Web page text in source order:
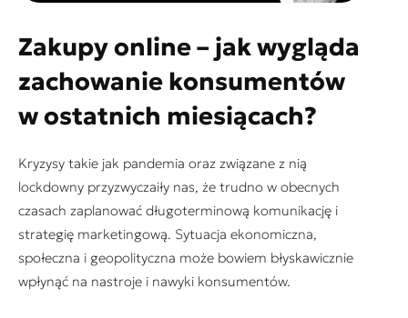
Zakupy online – jak wygląda
zachowanie konsumentów
w ostatnich miesiącach?
Kryzysy takie jak pandemia oraz związane z nią
lockdowny przyzwyczaiły nas, że trudno w obecnych
czasach zaplanować długoterminową komunikację i
strategię marketingową. Sytuacja ekonomiczna,
społeczna i geopolityczna może bowiem błyskawicznie
wpłynąć na nastroje i nawyki konsumentów.